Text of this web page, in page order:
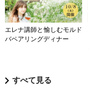
エレナ講師と愉しむモルド
バペアリングディナー
すべて見る